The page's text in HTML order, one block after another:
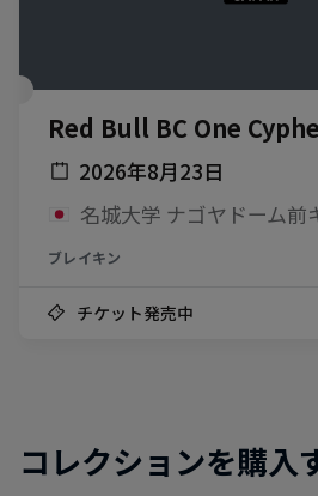
Red Bull BC One
2026年8月23日
名城大学 ナゴヤドーム前
ブレイキン
チケット発売中
コレクションを購入